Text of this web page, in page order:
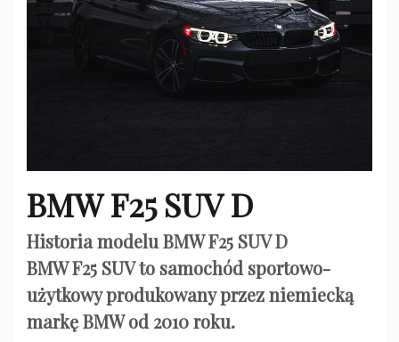
BMW F25 SUV D
Historia modelu BMW F25 SUV D
BMW F25 SUV to samochód sportowo-
użytkowy produkowany przez niemiecką
markę BMW od 2010 roku.